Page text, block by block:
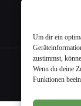
Um dir ein
zustimmst,
Wenn du deine
Funktionen